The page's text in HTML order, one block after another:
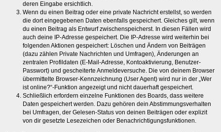
deren Eingabe ersichtlich.
Wenn du einen Beitrag oder eine private Nachricht erstellst, so werden
die dort eingegebenen Daten ebenfalls gespeichert. Gleiches gilt, wenn
du einen Beitrag als Entwurf zwischenspeicherst. In diesen Fällen wird
auch deine IP-Adresse gespeichert. Die IP-Adresse wird weiterhin bei
folgenden Aktionen gespeichert: Löschen und Ändern von Beiträgen
(dazu zählen Private Nachrichten und Umfragen), Änderungen an
zentralen Profildaten (E-Mail-Adresse, Kontoaktivierung, Benutzer-
Passwort) und gescheiterte Anmeldeversuche. Die von deinem Browser
übermittelte Browser-Kennzeichnung (User Agent) wird nur in der „Wer
ist online?“-Funktion angezeigt und nicht dauerhaft gespeichert.
Schließlich erfordern einzelne Funktionen des Boards, dass weitere
Daten gespeichert werden. Dazu gehören dein Abstimmungsverhalten
bei Umfragen, der Gelesen-Status von deinen Beiträgen oder explizit
von dir gesetzte Lesezeichen oder Benachrichtigungsfunktionen.